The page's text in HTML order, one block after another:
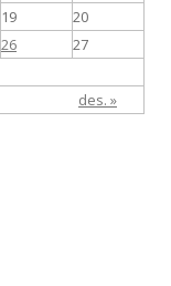
des. »
19
20
26
27